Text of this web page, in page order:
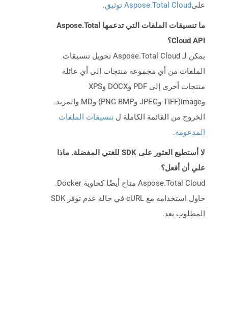
علىAspose.Total Cloud توثيق .
ما تنسيقات الملفات التي تدعمها Aspose.Total
Cloud API؟
يمكن لـ Aspose.Total Cloud تحويل تنسيقات
الملفات من أي مجموعة منتجات إلى أي عائلة
منتجات أخرى إلى PDF وDOCX وXPS
وimage(TIFF وJPEG وPNG BMP) وMD والمزيد.
الخروج من القائمة الكاملة ل تنسيقات الملفات
المدعومة.
لا أستطيع العثور على SDK للغتي المفضلة. ماذا
علي أن أفعل؟
Aspose.Total Cloud متاح أيضًا كحاوية Docker.
حاول استخدامه مع cURL في حالة عدم توفر SDK
المطلوب بعد.